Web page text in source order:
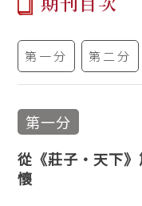
第一分 第二分
第一分
從《莊子‧天下》
懷